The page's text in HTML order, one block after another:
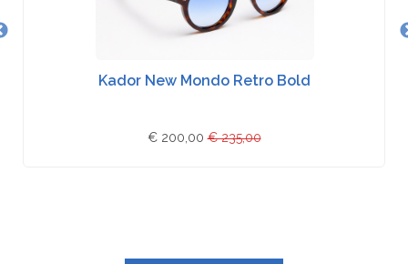
Kador New Mondo Retro Bold
€ 200,00 € 235,00